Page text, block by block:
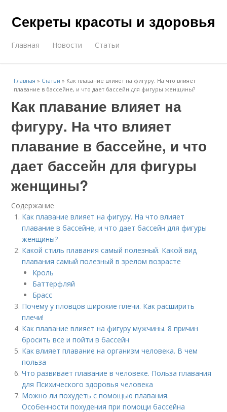
Секреты красоты и здоровья
Главная Новости Статьи
Главная » Статьи » Как плавание влияет на фигуру. На что влияет
плавание в бассейне, и что дает бассейн для фигуры женщины?
Как плавание влияет на
фигуру. На что влияет
плавание в бассейне, и что
дает бассейн для фигуры
женщины?
Содержание
Как плавание влияет на фигуру. На что влияет
плавание в бассейне, и что дает бассейн для фигуры
женщины?
Какой стиль плавания самый полезный. Какой вид
плавания самый полезный в зрелом возрасте
Кроль
Баттерфляй
Брасс
Почему у пловцов широкие плечи. Как расширить
плечи!
Как плавание влияет на фигуру мужчины. 8 причин
бросить все и пойти в бассейн
Как влияет плавание на организм человека. В чем
польза
Что развивает плавание в человеке. Польза плавания
для Психического здоровья человека
Можно ли похудеть с помощью плавания.
Особенности похудения при помощи бассейна